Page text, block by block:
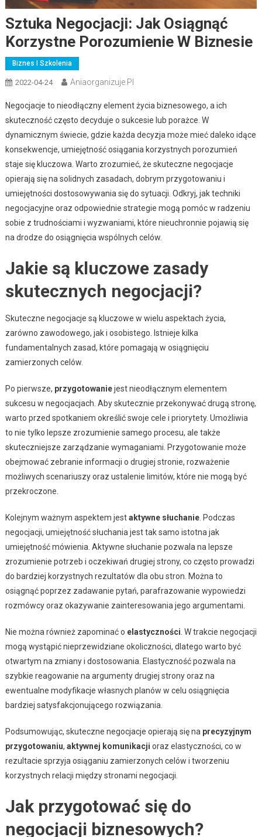
Sztuka Negocjacji: Jak Osiągnąć
Korzystne Porozumienie W Biznesie
Biznes I Szkolenia
2022-04-24 Aniaorganizuje.pl
Negocjacje to nieodłączny element życia biznesowego, a ich
skuteczność często decyduje o sukcesie lub porażce. W
dynamicznym świecie, gdzie każda decyzja może mieć daleko idące
konsekwencje, umiejętność osiągania korzystnych porozumień
staje się kluczowa. Warto zrozumieć, że skuteczne negocjacje
opierają się na solidnych zasadach, dobrym przygotowaniu i
umiejętności dostosowywania się do sytuacji. Odkryj, jak techniki
negocjacyjne oraz odpowiednie strategie mogą pomóc w radzeniu
sobie z trudnościami i wyzwaniami, które nieuchronnie pojawią się
na drodze do osiągnięcia wspólnych celów.
Jakie są kluczowe zasady
skutecznych negocjacji?
Skuteczne negocjacje są kluczowe w wielu aspektach życia,
zarówno zawodowego, jak i osobistego. Istnieje kilka
fundamentalnych zasad, które pomagają w osiągnięciu
zamierzonych celów.
Po pierwsze, przygotowaniejest nieodłącznym elementem
sukcesu w negocjacjach. Aby skutecznie przekonywać drugą stronę,
warto przed spotkaniem określić swoje cele i priorytety. Umożliwia
to nie tylko lepsze zrozumienie samego procesu, ale także
skuteczniejsze zarządzanie wymaganiami. Przygotowanie może
obejmować zebranie informacji o drugiej stronie, rozważenie
możliwych scenariuszy oraz ustalenie limitów, które nie mogą być
przekroczone.
Kolejnym ważnym aspektem jestaktywne słuchanie. Podczas
negocjacji, umiejętność słuchania jest tak samo istotna jak
umiejętność mówienia. Aktywne słuchanie pozwala na lepsze
zrozumienie potrzeb i oczekiwań drugiej strony, co często prowadzi
do bardziej korzystnych rezultatów dla obu stron. Można to
osiągnąć poprzez zadawanie pytań, parafrazowanie wypowiedzi
rozmówcy oraz okazywanie zainteresowania jego argumentami.
Nie można również zapominać o elastyczności . W trakcie negocjacji
mogą wystąpić nieprzewidziane okoliczności, dlatego warto być
otwartym na zmiany i dostosowania. Elastyczność pozwala na
szybkie reagowanie na argumenty drugiej strony oraz na
ewentualne modyfikacje własnych planów w celu osiągnięcia
bardziej satysfakcjonującego rozwiązania.
Podsumowując, skuteczne negocjacje opierają się na precyzyjnym
przygotowaniu, aktywnej komunikacji oraz elastyczności, co w
rezultacie sprzyja osiąganiu zamierzonych celów i tworzeniu
korzystnych relacji między stronami negocjacji.
Jak przygotować się do
negocjacji biznesowych?